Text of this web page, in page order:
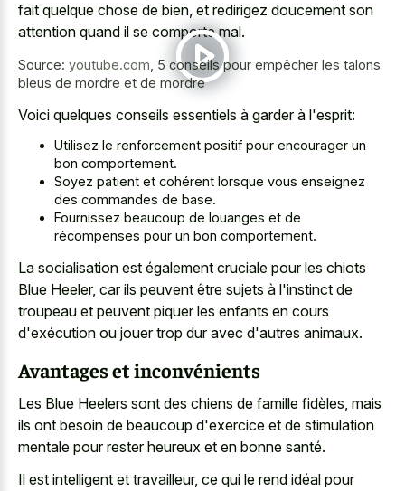
fait quelque chose de bien, et redirigez doucement son
attention quand il se comporte mal.
Source: youtube.com 5 conseils pour empêcher les talons
bleus de mordre et de mordre
Voici quelques conseils essentiels à garder à l'esprit:
Utilisez le renforcement positif pour encourager un
bon comportement.
Soyez patient et cohérent lorsque vous enseignez
des commandes de base.
Fournissez beaucoup de louanges et de
récompenses pour un bon comportement.
La socialisation est également cruciale pour les chiots
Blue Heeler, car ils peuvent être sujets à l'instinct de
troupeau et peuvent piquer les enfants en cours
d'exécution ou jouer trop dur avec d'autres animaux.
Avantages et inconvénients
Les Blue Heelers sont des chiens de famille fidèles, mais
ils ont besoin de beaucoup d'exercice et de stimulation
mentale pour rester heureux et en bonne santé.
Il est intelligent et travailleur, ce qui le rend idéal pour